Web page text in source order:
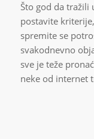
Što god da
postavite
spremite se
svakodnevno
sve je teže
neke od internet